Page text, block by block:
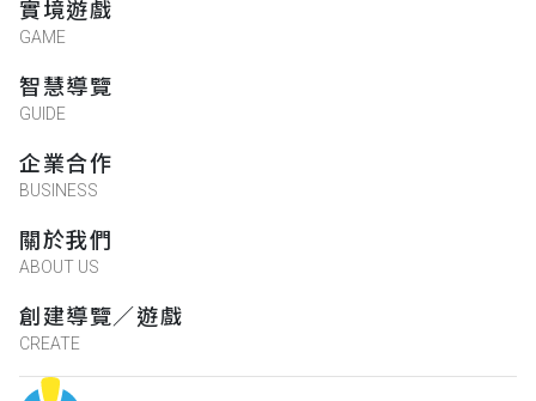
實境遊戲
GAME
智慧導覽
GUIDE
企業合作
BUSINESS
關於我們
ABOUT US
創建導覽／遊戲
CREATE